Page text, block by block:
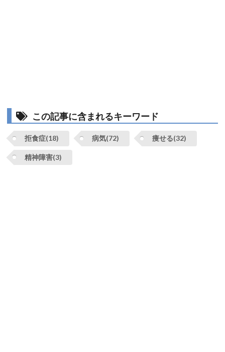
この記事に含まれるキーワード
拒食症(18) 病気(72) 痩せる(32)
精神障害(3)